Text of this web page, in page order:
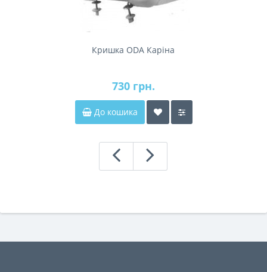
Кришка ODA Каріна
730 грн.
До кошика